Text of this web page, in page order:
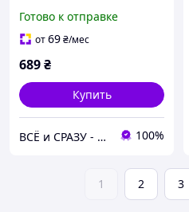
Косплей Барри Аллен
Готово к отправке
от69₴/мес
689₴
Купить
ВСЁ и СРАЗУ - Интернет-магазин товаров для организации торговли, торгового оборудования 100%
1 2 3